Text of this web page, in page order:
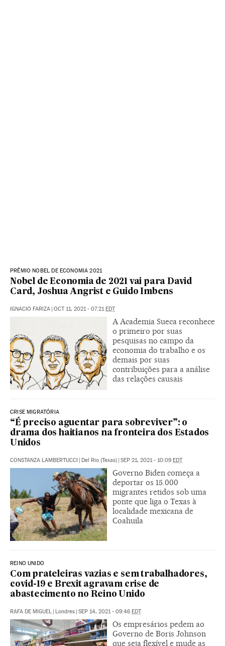
PRÊMIO NOBEL DE ECONOMIA 2021
Nobel de Economia de 2021 vai para David
Card, Joshua Angrist e Guido Imbens
IGNACIO FARIZA | OCT 11, 2021 - 07:21EDT
A Academia Sueca reconhece
o primeiro por suas
pesquisas no campo da
economia do trabalho e os
demais por suas
contribuições para a análise
das relações causais
CRISE MIGRATÓRIA
“É preciso aguentar para sobreviver”: o
drama dos haitianos na fronteira dos Estados
Unidos
CONSTANZA LAMBERTUCCI | Del Rio (Texas) | SEP 21, 2021 - 10:09 EDT
Governo Biden começa a
deportar os 15.000
migrantes retidos sob uma
ponte que liga o Texas à
localidade mexicana de
Coahuila
REINO UNIDO
Com prateleiras vazias e sem trabalhadores,
covid-19 e Brexit agravam crise de
abastecimento no Reino Unido
RAFA DE MIGUEL | Londres | SEP 14, 2021 - 09:46 EDT
Os empresários pedem ao
Governo de Boris Johnson
que seja flexível e mude as